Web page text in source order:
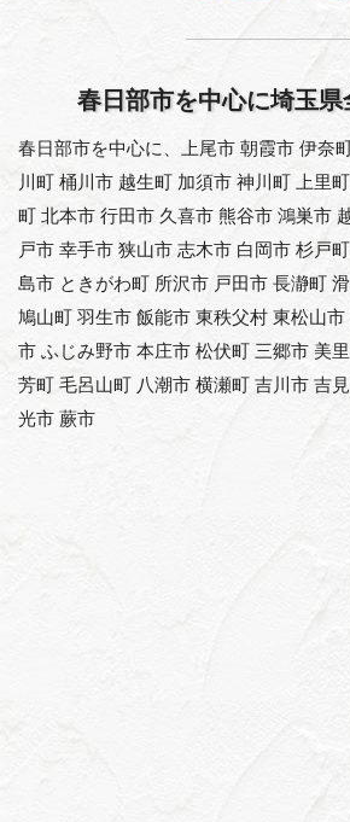
春日部市を中心に埼玉県
春日部市を中心に、上尾市 朝霞市 伊奈
川町 桶川市 越生町 加須市 神川町 上里
町 北本市 行田市 久喜市 熊谷市 鴻巣市
戸市 幸手市 狭山市 志木市 白岡市 杉戸
島市 ときがわ町 所沢市 戸田市 長瀞町
鳩山町 羽生市 飯能市 東秩父村 東松山
市 ふじみ野市 本庄市 松伏町 三郷市 美
芳町 毛呂山町 八潮市 横瀬町 吉川市 吉
光市 蕨市